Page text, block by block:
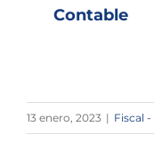
Contable
13 enero, 2023 | Fiscal